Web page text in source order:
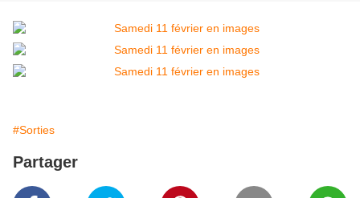
#Sorties
Partager